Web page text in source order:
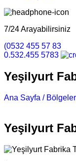
7/24 Arayabilirsiniz
(0532 455 57 83
0.532.455 5783
Yeşilyurt
Ana Sayfa /
Yeşilyurt